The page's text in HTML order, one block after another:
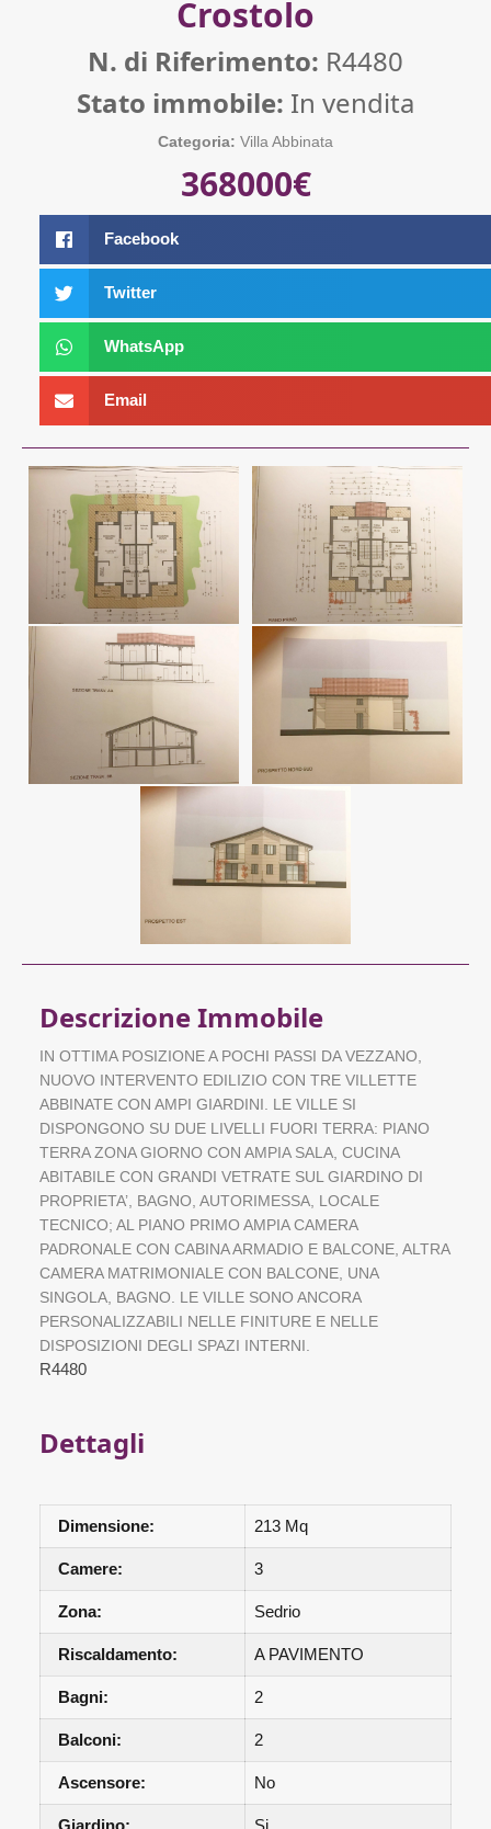
Crostolo
N. di Riferimento: R4480
Stato immobile: In vendita
Categoria: Villa Abbinata
368000€
Facebook
Twitter
WhatsApp
Email
Descrizione Immobile
IN OTTIMA POSIZIONE A POCHI PASSI DA VEZZANO,
NUOVO INTERVENTO EDILIZIO CON TRE VILLETTE
ABBINATE CON AMPI GIARDINI. LE VILLE SI
DISPONGONO SU DUE LIVELLI FUORI TERRA: PIANO
TERRA ZONA GIORNO CON AMPIA SALA, CUCINA
ABITABILE CON GRANDI VETRATE SUL GIARDINO DI
PROPRIETA’, BAGNO, AUTORIMESSA, LOCALE
TECNICO; AL PIANO PRIMO AMPIA CAMERA
PADRONALE CON CABINA ARMADIO E BALCONE, ALTRA
CAMERA MATRIMONIALE CON BALCONE, UNA
SINGOLA, BAGNO. LE VILLE SONO ANCORA
PERSONALIZZABILI NELLE FINITURE E NELLE
DISPOSIZIONI DEGLI SPAZI INTERNI.
R4480
Dettagli
Dimensione: 213 Mq
Camere: 3
Zona: Sedrio
Riscaldamento: A PAVIMENTO
Bagni: 2
Balconi: 2
Ascensore: No